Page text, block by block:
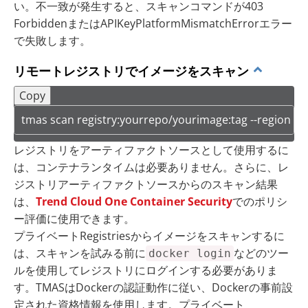
い。不一致が発生すると、スキャンコマンドが403
ForbiddenまたはAPIKeyPlatformMismatchErrorエラー
で失敗します。
リモートレジストリでイメージをスキャン
Copy
tmas scan registry:yourrepo/yourimage:tag --region
レジストリをアーティファクトソースとして使用するに
は、コンテナランタイムは必要ありません。さらに、レ
ジストリアーティファクトソースからのスキャン結果
は、 Trend Cloud One Container Securityでのポリシ
ー評価に使用できます。
プライベートRegistriesからイメージをスキャンするに
は、スキャンを試みる前に docker login などのツー
ルを使用してレジストリにログインする必要がありま
す。TMASはDockerの認証動作に従い、Dockerの事前設
定された資格情報を使用します。プライベート